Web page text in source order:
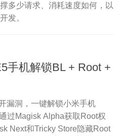
多少请求、消耗速度如何，以
发。
手机解锁BL + Root +
漏洞，一键解锁小米手机
过Magisk Alpha获取Root权
Next和Tricky Store隐藏Root